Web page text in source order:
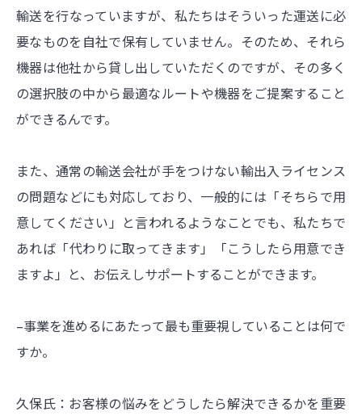
輸送を行なっていますが、私たちはそういった運送に必
要なものを自社で保有していません。そのため、それら
機器は他社から貸し出していただくのですが、その多く
の選択肢の中から最適なルートや機器をご提案すること
ができるんです。
また、通常の輸送会社が手をつけない輸出入ライセンス
の問題などにも対応しており、一般的には「そちらで用
意してください」と言われるようなことでも、私たちで
あれば「代わりに取ってきます」「こうしたら用意でき
ますよ」と、お伝えしサポートすることができます。
–事業を進めるにあたって最も重要視していることは何で
すか。
久保氏：お客様の悩みをどうしたら解決できるかを重要